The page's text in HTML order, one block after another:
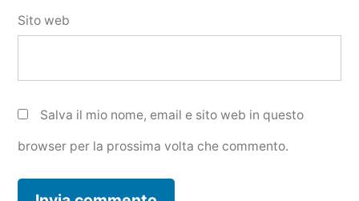
Sito web
Salva il mio nome, email e sito web in questo
browser per la prossima volta che commento.